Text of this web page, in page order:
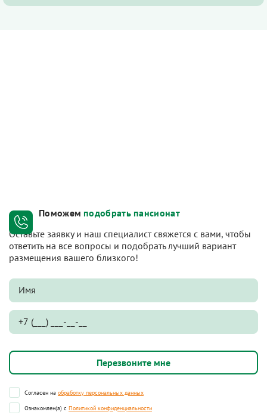
Поможем подобрать пансионат
Оставьте заявку и наш специалист свяжется с вами, чтобы
ответить на все вопросы и подобрать лучший вариант
размещения вашего близкого!
Согласен на обработку персональных данных
Ознакомлен(а) с Политикой конфиденциальности